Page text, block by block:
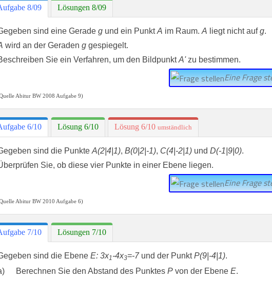
8/09 Lösungen 8/09
sind eine Gerade g und ein PunktA im Raum. A liegt nicht aufg.
wird an der Geraden g gespiegelt.
Sie ein Verfahren, um den BildpunktA'zu bestimmen.
Eine Frage
Abitur BW 2008 Aufgabe 9)
6/10 Lösung 6/10 Lösung 6/10 umständlich
sind die Punkte A(2|4|1), B(0|2|-1), C(4|-2|1) und D(-1|9|0).
Sie, ob diese vier Punkte in einer Ebene liegen.
Eine Frage
Abitur BW 2010 Aufgabe 6)
7/10 Lösungen 7/10
sind die Ebene E: 3x1 -4x3=-7und der PunktP(9|-4|1).
Berechnen Sie den Abstand des Punktes P von der Ebene E.